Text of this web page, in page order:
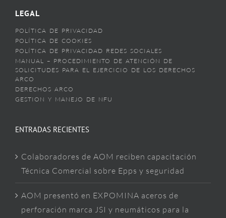
LEGAL
POLÍTICA DE PRIVACIDAD
POLÍTICA DE COOKIES
POLÍTICA DE PRIVACIDAD REDES SOCIALES
MANUAL – PROCEDIMIENTO DE ATENCIÓN DE
SOLICITUDES PARA EL EJERCICIO DE LOS DERECHOS
ARCO
DERECHOS ARCO
GESTION Y MANEJO DE NFU
ENTRADAS RECIENTES
Colaboradores de AOM reciben capacitación
Técnica Comercial sobre Epps y seguridad
AOM presentó en EXPOMINA aceros de
perforación marca JSI y neumáticos para la